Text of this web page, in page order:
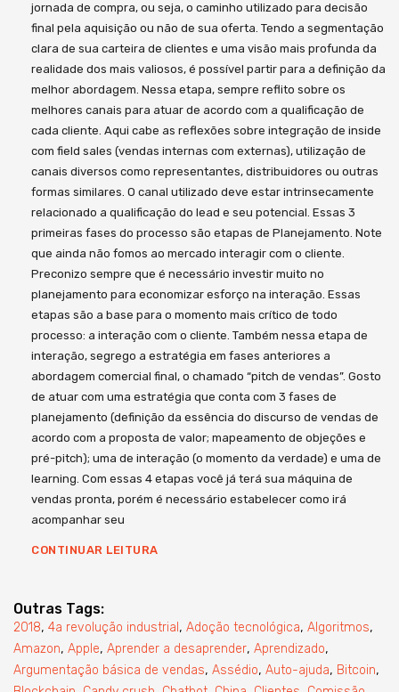
jornada de compra, ou seja, o caminho utilizado para decisão
final pela aquisição ou não de sua oferta. Tendo a segmentação
clara de sua carteira de clientes e uma visão mais profunda da
realidade dos mais valiosos, é possível partir para a definição da
melhor abordagem. Nessa etapa, sempre reflito sobre os
melhores canais para atuar de acordo com a qualificação de
cada cliente. Aqui cabe as reflexões sobre integração de inside
com field sales (vendas internas com externas), utilização de
canais diversos como representantes, distribuidores ou outras
formas similares. O canal utilizado deve estar intrinsecamente
relacionado a qualificação do lead e seu potencial. Essas 3
primeiras fases do processo são etapas de Planejamento. Note
que ainda não fomos ao mercado interagir com o cliente.
Preconizo sempre que é necessário investir muito no
planejamento para economizar esforço na interação. Essas
etapas são a base para o momento mais crítico de todo
processo: a interação com o cliente. Também nessa etapa de
interação, segrego a estratégia em fases anteriores a
abordagem comercial final, o chamado “pitch de vendas”. Gosto
de atuar com uma estratégia que conta com 3 fases de
planejamento (definição da essência do discurso de vendas de
acordo com a proposta de valor; mapeamento de objeções e
pré-pitch); uma de interação (o momento da verdade) e uma de
learning. Com essas 4 etapas você já terá sua máquina de
vendas pronta, porém é necessário estabelecer como irá
acompanhar seu
CONTINUAR LEITURA
Outras Tags:
2018, 4a revolução industrial , Adoção tecnológica, Algoritmos,
Amazon, Apple, Aprender a desaprender, Aprendizado,
Argumentação básica de vendas, Assédio, Auto-ajuda, Bitcoin,